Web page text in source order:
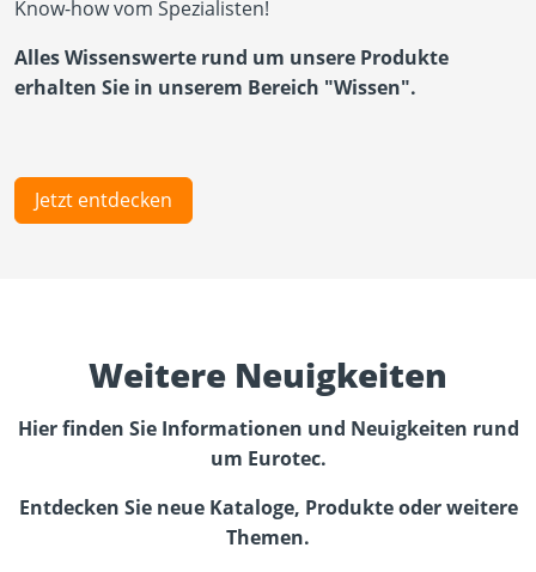
Know-how vom Spezialisten!
Alles Wissenswerte rund um unsere Produkte
erhalten Sie in unserem Bereich "Wissen".
Jetzt entdecken
Weitere Neuigkeiten
Hier finden Sie Informationen und Neuigkeiten rund
um Eurotec.
Entdecken Sie neue Kataloge, Produkte oder weitere
Themen.